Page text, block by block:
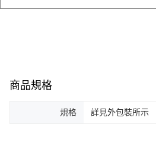
商品規格
規格 詳見外包裝所示